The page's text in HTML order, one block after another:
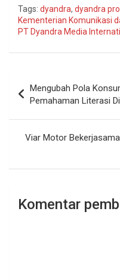
Tags: dyandra, dyandra
Kementerian Komunikasi
PT Dyandra Media
pos
Mengubah Pola
Pemahaman Literasi
Viar Motor
Komentar